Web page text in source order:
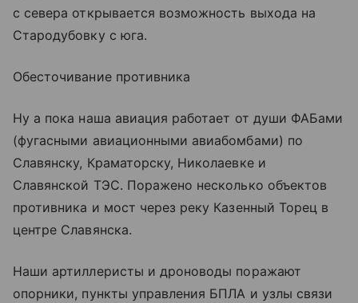
с севера открывается возможность выхода на
Стародубовку с юга.
Обесточивание противника
Ну а пока наша авиация работает от души ФАБами
(фугасными авиационными авиабомбами) по
Славянску, Краматорску, Николаевке и
Славянской ТЭС. Поражено несколько объектов
противника и мост через реку Казенный Торец в
центре Славянска.
Наши артиллеристы и дроноводы поражают
опорники, пункты управления БПЛА и узлы связи